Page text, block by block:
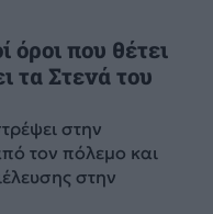
όροι που θέτει
τα Στενά του
στην
τον πόλεμο και
στην